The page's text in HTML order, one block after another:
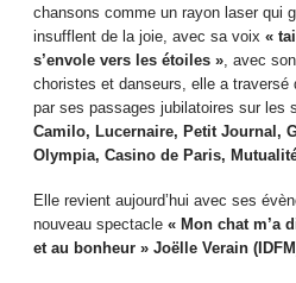
chansons comme un rayon laser qui
insufflent de la joie, avec sa voix«
s’envole vers les étoiles », avec
choristes et danseurs, elle a traversé
par ses passages jubilatoires sur les
Camilo, Lucernaire, Petit Journal,
Olympia, Casino de Paris,
Elle revient aujourd’hui avec ses
nouveau spectacle« Mon chat m’a
et au bonheur » Joëlle Verain